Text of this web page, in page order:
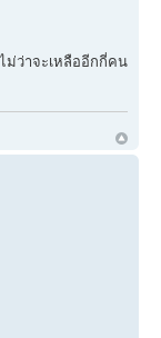
ม่ว่าจะเหลืออีกกี่คน